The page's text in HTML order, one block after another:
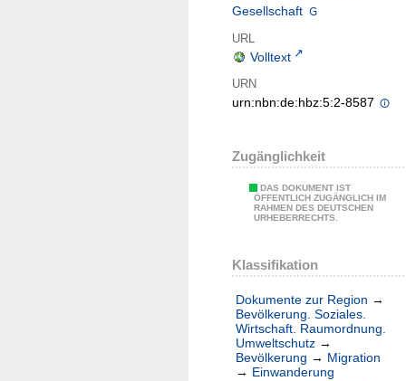
Gesellschaft
URL
Volltext
URN
urn:nbn:de:hbz:5:2-8587
Zugänglichkeit
DAS DOKUMENT IST
ÖFFENTLICH ZUGÄNGLICH IM
RAHMEN DES DEUTSCHEN
URHEBERRECHTS.
Klassifikation
Dokumente zur Region →
Bevölkerung. Soziales.
Wirtschaft. Raumordnung.
Umweltschutz →
Bevölkerung → Migration
→ Einwanderung